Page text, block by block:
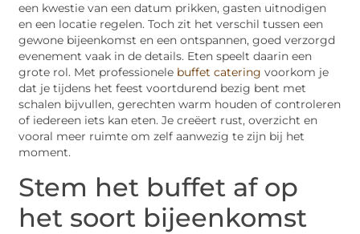
een kwestie van een datum prikken, gasten uitnodigen
en een locatie regelen. Toch zit het verschil tussen een
gewone bijeenkomst en een ontspannen, goed verzorgd
evenement vaak in de details. Eten speelt daarin een
grote rol. Met professionele buffet catering voorkom je
dat je tijdens het feest voortdurend bezig bent met
schalen bijvullen, gerechten warm houden of controleren
of iedereen iets kan eten. Je creëert rust, overzicht en
vooral meer ruimte om zelf aanwezig te zijn bij het
moment.
Stem het buffet af op
het soort bijeenkomst